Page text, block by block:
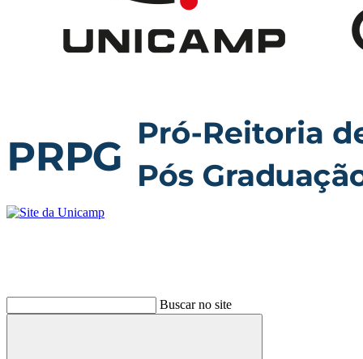
Buscar no site